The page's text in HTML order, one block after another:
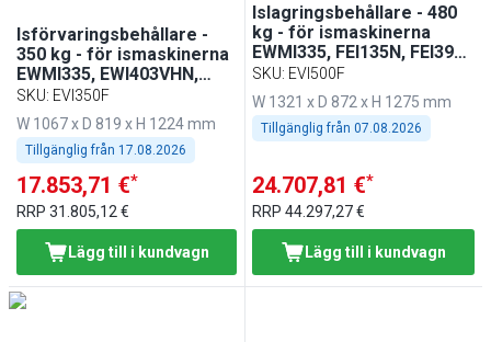
Isförvaringsbehållare -
350 kg - för ismaskinerna
EWMI335, EWI403VHN,
FEI135N, FEI220N, FEI390
och FEI565
SKU: EVI350F
W 1067 x D 819 x H 1224 mm
Tillgänglig från 17.08.2026
17.853,71 €*
RRP 31.805,12 €
Lägg till i kundvagn
Islagringsbehållare - 480
kg - för ismaskinerna
EWMI335, FEI135N, FEI390
och FEI565
SKU: EVI500F
W 1321 x D 872 x H 1275 mm
Tillgänglig från07.08.2026
24.707,81 €*
RRP44.297,27 €
Lägg till i kundvagn